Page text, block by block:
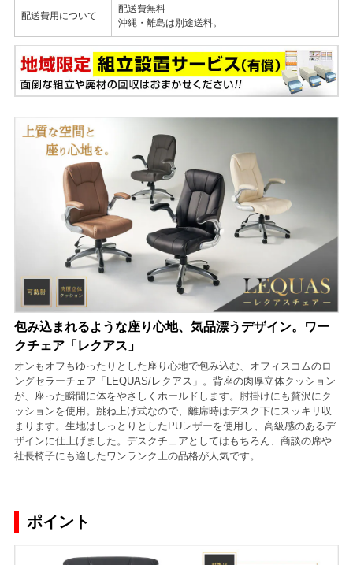
配送費用について
配送費無料
沖縄・離島は別途送料。
包み込まれるような座り心地、気品漂うデザイン。ワー
クチェア「レクアス」
オンもオフもゆったりとした座り心地で包み込む、オフィスコムのロ
ングセラーチェア「LEQUAS/レクアス」。背座の肉厚立体クッション
が、座った瞬間に体をやさしくホールドします。肘掛けにも贅沢にク
ッションを使用。跳ね上げ式なので、離席時はデスク下にスッキリ収
まります。生地はしっとりとしたPUレザーを使用し、高級感のあるデ
ザインに仕上げました。デスクチェアとしてはもちろん、商談の席や
社長椅子にも適したワンランク上の品格が人気です。
ポイント